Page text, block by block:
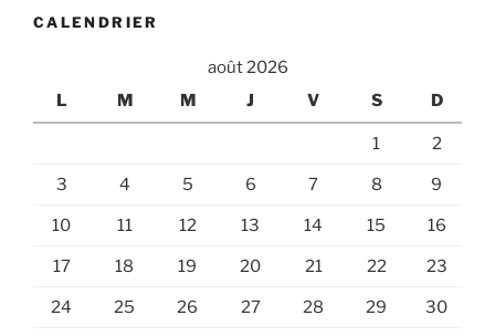
CALENDRIER
août 2026
L
M M J V S D
1 2
3 4 5 6 7 8 9
10 11 12 13 14 15 16
17 18 19 20 21 22 23
24 25 26 27 28 29 30